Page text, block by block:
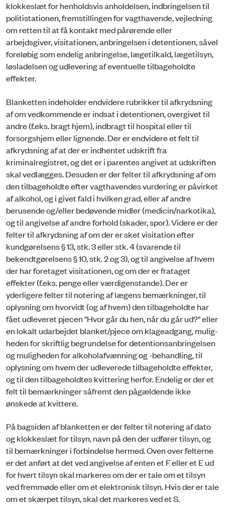
klokkeslæt for henholdsvis anholdelsen, indbringelsen til
politistationen, fremstillingen for vagtha­vende, vejledning
om retten til at få kontakt med pårørende eller
arbejdsgiver, visitationen, anbrin­gelsen i detentionen, såvel
foreløbig som endelig anbringelse, lægetilkald, lægetilsyn,
løsladelsen og udlevering af eventuelle tilbageholdte
effekter.
Blanketten indeholder endvidere rubrikker til afkrydsning
af om vedkommende er indsat i detentio­nen, overgivet til
andre (f.eks. bragt hjem), indbragt til hospital eller til
forsorgshjem eller lignende. Der er endvidere et felt til
afkrydsning af at der er indhentet udskrift fra
kriminalregistret, og det er i parentes angivet at udskriften
skal vedlægges. Desuden er der felter til afkrydsning af om
den tilba­geholdte efter vagthavendes vurdering er påvirket
af alkohol, og i givet fald i hvilken grad, eller af andre
berusende og/eller bedøvende midler (medicin/narkotika),
og til angivelse af andre forhold (skader, spor). Videre er der
felter til afkrydsning af om der er sket visitation efter
kundgørelsens § 13, stk. 3 eller stk. 4 (svarende til
bekendtgørelsens § 10, stk. 2 og 3), og til angivelse af hvem
der har foretaget visitationen, og om der er fra­taget
effekter (f.eks. penge eller værdigenstande). Der er
yderligere felter til notering af lægens be­mærkninger, til
oplysning om hvorvidt (og af hvem) den tilbageholdte har
fået udleveret pjecen "Hvor går du hen, når du går ud?" eller
en lokalt udarbejdet blanket/pjece om klageadgang, mulig­
heden for skriftlig begrundelse for detentionsanbringelsen
og muligheden for alkoholafvænning og -behandling, til
oplysning om hvem der udleverede tilbageholdte effekter,
og til den tilbageholdtes kvittering herfor. Endelig er der et
felt til bemærkninger såfremt den pågældende ikke
ønskede at kvittere.
På bagsiden af blanketten er der felter til notering af dato
og klokkeslæt for tilsyn, navn på den der udfører tilsyn, og
til bemærkninger i forbindelse hermed. Oven over felterne
er det anført at det ved angivelse af enten et F eller et E ud
for hvert tilsyn skal markeres om der er tale om et tilsyn
ved fremmøde eller om et elektronisk tilsyn. Hvis der er tale
om et skærpet tilsyn, skal det markeres ved et S.